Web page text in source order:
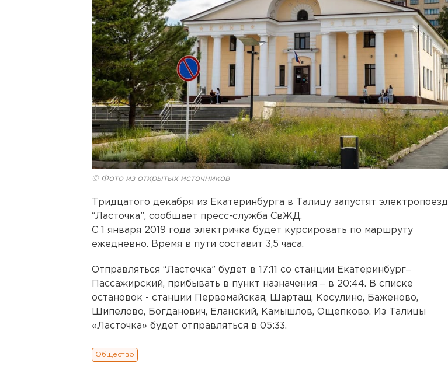
© Фото из открытых источников
Тридцатого декабря из Екатеринбурга в Талицу запустят электропоезд
“Ласточка”, сообщает пресс-служба СвЖД.
С 1 января 2019 года электричка будет курсировать по маршруту
ежедневно. Время в пути составит 3,5 часа.
Отправляться “Ласточка” будет в 17:11 со станции Екатеринбург‒
Пассажирский, прибывать в пункт назначения ‒ в 20:44. В списке
остановок - станции Первомайская, Шарташ, Косулино, Баженово,
Шипелово, Богданович, Еланский, Камышлов, Ощепково. Из Талицы
«Ласточка» будет отправляться в 05:33.
Общество